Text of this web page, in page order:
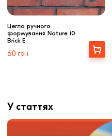
Цегла ручного
формування Nature 10
Brick E
60 грн
Вибрати
У статтях